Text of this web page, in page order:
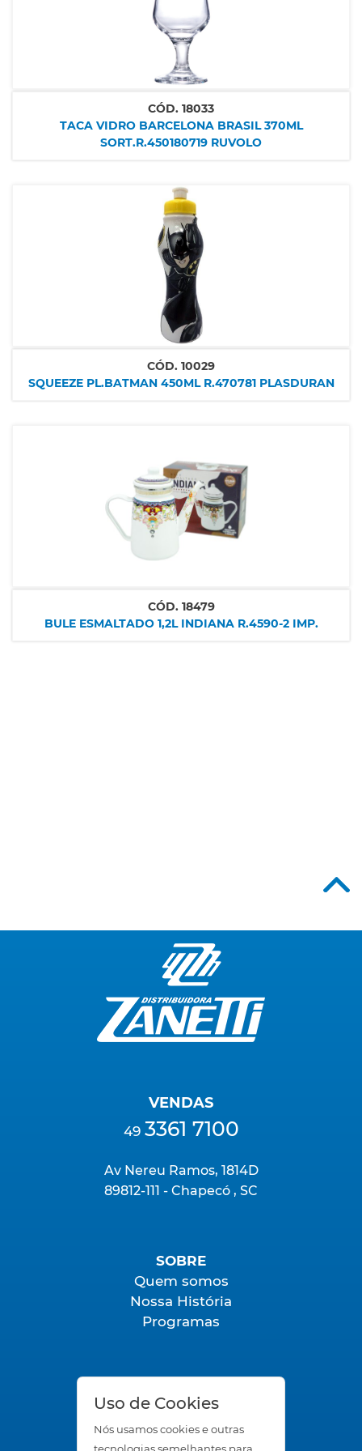
Uso de Cookies
Nós usamos cookies e outras
CÓD. 18033
TACA VIDRO BARCELONA BRASIL 370ML
SORT.R.450180719 RUVOLO
CÓD. 10029
SQUEEZE PL.BATMAN 450ML R.470781 PLASDURAN
CÓD. 18479
BULE ESMALTADO 1,2L INDIANA R.4590-2 IMP.
VENDAS
49 3361 7100
Av Nereu Ramos, 1814D
89812-111 - Chapecó , SC
SOBRE
Quem somos
Nossa História
Programas
SAC
Trabalhe Conosco